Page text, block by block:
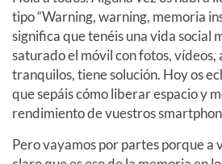
tipo “Warning, warning, memoria
significa que tenéis una vida social
saturado el móvil con fotos, vídeos,
tranquilos, tiene solución. Hoy os
que sepáis cómo liberar espacio y
rendimiento de vuestros
Pero vayamos por partes porque a